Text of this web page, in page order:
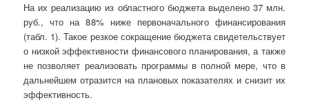
На их реализацию из областного бюджета выделено 37 млн.
руб., что на 88% ниже первоначального финансирования
(табл. 1). Такое резкое сокращение бюджета свидетельствует
о низкой эффективности финансового планирования, а также
не позволяет реализовать программы в полной мере, что в
дальнейшем отразится на плановых показателях и снизит их
эффективность.